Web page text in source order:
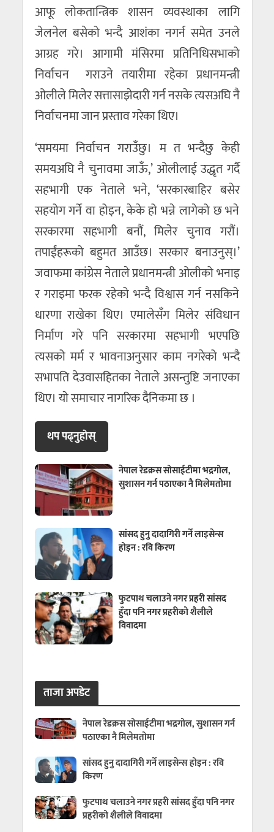
आफू लोकतान्त्रिक शासन व्यवस्थाका लागि
जेलनेल बसेको भन्दै आशंका नगर्न समेत उनले
आग्रह गरे। आगामी मंसिरमा प्रतिनिधिसभाको
निर्वाचन गराउने तयारीमा रहेका प्रधानमन्त्री
ओलीले मिलेर सत्तासाझेदारी गर्न नसके त्यसअघि नै
निर्वाचनमा जान प्रस्ताव गरेका थिए।
‘समयमा निर्वाचन गराउँछु। म त भन्दैछु केही
समयअघि नै चुनावमा जाऊँ,’ ओलीलाई उद्धृत गर्दै
सहभागी एक नेताले भने, ‘सरकारबाहिर बसेर
सहयोग गर्ने वा होइन, केके हो भन्ने लागेको छ भने
सरकारमा सहभागी बनौं, मिलेर चुनाव गरौं।
तपाईंहरूको बहुमत आउँछ। सरकार बनाउनुस्।’
जवाफमा कांग्रेस नेताले प्रधानमन्त्री ओलीको भनाइ
र गराइमा फरक रहेको भन्दै विश्वास गर्न नसकिने
धारणा राखेका थिए। एमालेसँग मिलेर संविधान
निर्माण गरे पनि सरकारमा सहभागी भएपछि
त्यसको मर्म र भावनाअनुसार काम नगरेको भन्दै
सभापति देउवासहितका नेताले असन्तुष्टि जनाएका
थिए। याे समाचार नागरिक दैनिकमा छ ।
थप पढ्नुहाेस्
नेपाल रेडक्रस सोसाईटीमा भद्रगोल,
सुशासन गर्न पठाएका नै मिलेमतोमा
सांसद हुनु दादागिरी गर्ने लाइसेन्स
होइन : रवि किरण
फुटपाथ चलाउने नगर प्रहरी सांसद
हुँदा पनि नगर प्रहरीको शैलीले
विवादमा
ताजा अपडेट
नेपाल रेडक्रस सोसाईटीमा भद्रगोल, सुशासन गर्न
पठाएका नै मिलेमतोमा
सांसद हुनु दादागिरी गर्ने लाइसेन्स होइन : रवि
किरण
फुटपाथ चलाउने नगर प्रहरी सांसद हुँदा पनि नगर
प्रहरीको शैलीले विवादमा